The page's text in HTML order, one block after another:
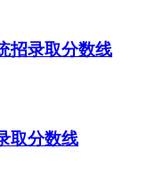
招录取分数线
取分数线